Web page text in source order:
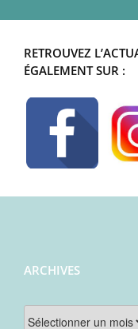
RETROUVEZ
ÉGALEMENT SUR :
ARCHIVES
Archives